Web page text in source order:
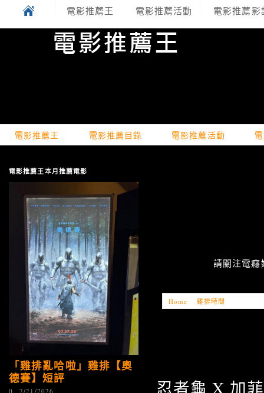
電影推薦王 電影推薦活動 電影推薦影
電影推薦王 電影推薦目錄 電影推薦活動
請關注電
Home 雞排時間
忍者龜 X 加
電影推薦王本月推薦電影
「雞排亂哈啦」雞排【奧
德賽】短評
0 7/21/2026